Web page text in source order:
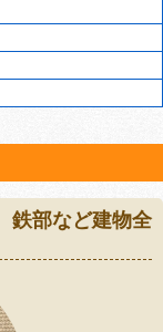
鉄部など建物全